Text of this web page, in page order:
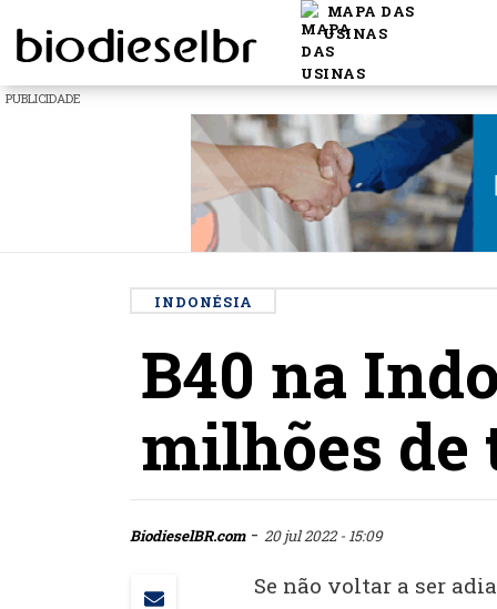
MAPA DAS
USINAS
PUBLICIDADE
INDONÉSIA
B40 na
milhões de
BiodieselBR.com- 20 jul 2022 - 15:09
Se não voltar a ser